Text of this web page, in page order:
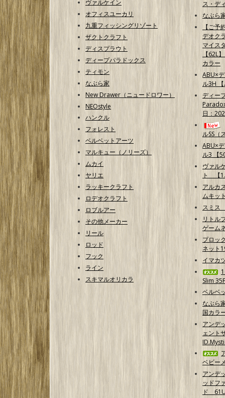
ヴァルケイン
オフィスユーカリ
九重フィッシングリゾート
ザクトクラフト
ディスプラウト
ディープパラドックス
ティモン
なぶら家
New Drawer（ニュードロワー）
NEOstyle
ハンクル
フォレスト
ベルベットアーツ
マルキュー（ノリーズ）
ムカイ
ヤリエ
ラッキークラフト
ロデオクラフト
ロブルアー
その他メーカー
リール
ロッド
フック
ライン
スキマルオリカラ
ス・デ
なぶら
【ご
デオク
マイス
【62L
カラー
ABU×
ル3H
ディー
日：
ルSS（
ABU×
ル3 【
ヴァル
ト 【
アルカ
ムキッ
スミス
リトル
ゲーム
プロッ
ネット
イマカ
Slim
ベルベ
なぶら
国カラ
アンデ
ェント
ベビー
アンデ
ッドフ
ド